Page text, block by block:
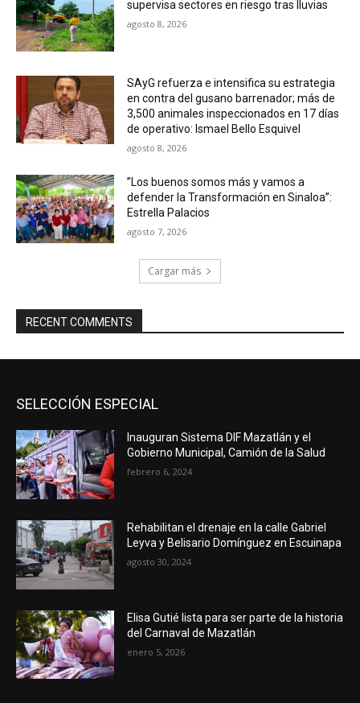
supervisa sectores en riesgo tras lluvias
agosto 8, 2026
SAyG refuerza e intensifica su estrategia
en contra del gusano barrenador; más de
3,500 animales inspeccionados en 17 días
de operativo: Ismael Bello Esquivel
agosto 8, 2026
”Los buenos somos más y vamos a
defender la Transformación en Sinaloa”:
Estrella Palacios
agosto 7, 2026
Cargar más
RECENT COMMENTS
SELECCIÓN ESPECIAL
Inauguran Sistema DIF Mazatlán y el
Gobierno Municipal, Camión de la Salud
febrero 6, 2024
Rehabilitan el drenaje en la calle Gabriel
Leyva y Belisario Domínguez en Escuinapa
agosto 30, 2024
Elisa Gutié lista para ser parte de la historia
del Carnaval de Mazatlán
enero 5, 2026